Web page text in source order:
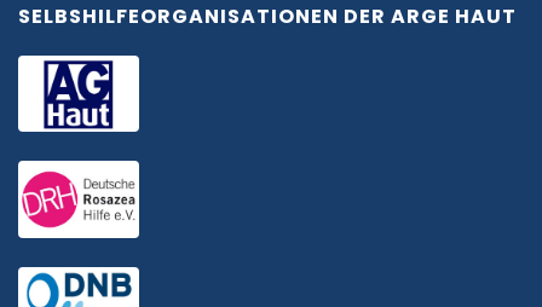
SELBSHILFEORGANISATIONEN DER ARGE HAUT